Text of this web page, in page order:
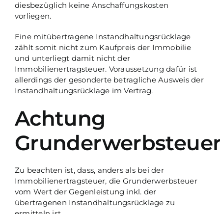
diesbezüglich keine Anschaffungskosten
vorliegen.
Eine mitübertragene Instandhaltungsrücklage
zählt somit nicht zum Kaufpreis der Immobilie
und unterliegt damit nicht der
Immobilienertragsteuer. Voraussetzung dafür ist
allerdings der gesonderte betragliche Ausweis der
Instandhaltungsrücklage im Vertrag.
Achtung
Zu beachten ist, dass, anders als bei der
Immobilienertragsteuer, die Grunderwerbsteuer
vom Wert der Gegenleistung inkl. der
übertragenen Instandhaltungsrücklage zu